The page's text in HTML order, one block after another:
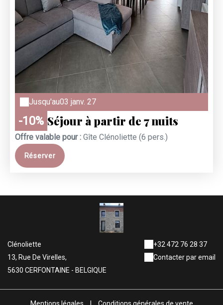
Jusqu'au03 janv. 27
-10% Séjour à partir de 7 nuits
Offre valable pour : Gîte Clénoliette (6 pers.)
Réserver
Clénoliette
13, Rue De Virelles,
5630 CERFONTAINE - BELGIQUE
+32 472 76 28 37
Contacter par email